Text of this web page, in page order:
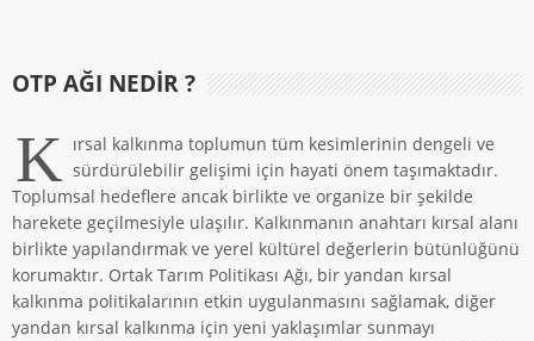
OTP AĞI NEDIR ?
K ırsal kalkınma toplumun tüm kesimlerinin dengeli ve
sürdürülebilir gelişimi için hayati önem taşımaktadır.
Toplumsal hedeflere ancak birlikte ve organize bir şekilde
harekete geçilmesiyle ulaşılır. Kalkınmanın anahtarı kırsal alanı
birlikte yapılandırmak ve yerel kültürel değerlerin bütünlüğünü
korumaktır. Ortak Tarım Politikası Ağı, bir yandan kırsal
kalkınma politikalarının etkin uygulanmasını sağlamak, diğer
yandan kırsal kalkınma için yeni yaklaşımlar sunmayı